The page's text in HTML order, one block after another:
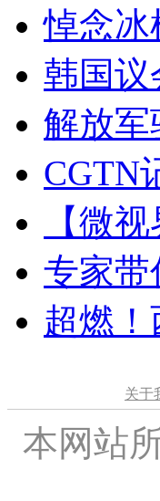
悼念冰
韩国议
解放军
CGTN
【微
专家带
超燃
关于
本网站